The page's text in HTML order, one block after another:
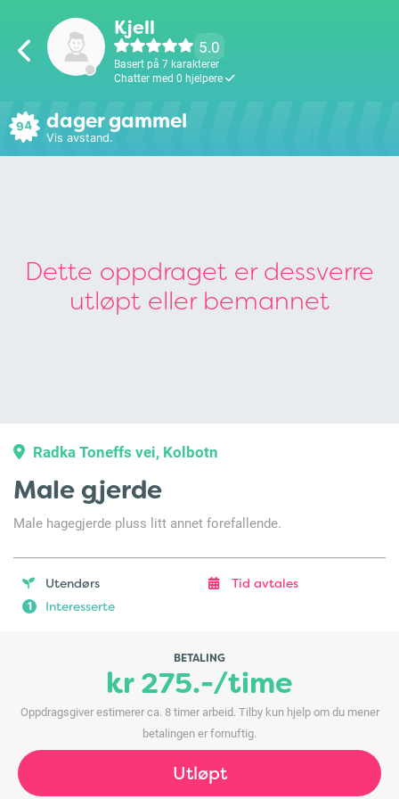
Kjell
5.0
Basert på 7 karakterer
Chatter med 0 hjelpere
94 dager gammel
Vis avstand.
Dette oppdraget er dessverre
utløpt eller bemannet
Radka Toneffs vei, Kolbotn
Male gjerde
Male hagegjerde pluss litt annet forefallende.
Utendørs Tid avtales
1 Interesserte
BETALING
kr 275.-/time
Oppdragsgiver estimerer ca. 8 timer arbeid. Tilby kun hjelp om du mener
betalingen er fornuftig.
Utløpt